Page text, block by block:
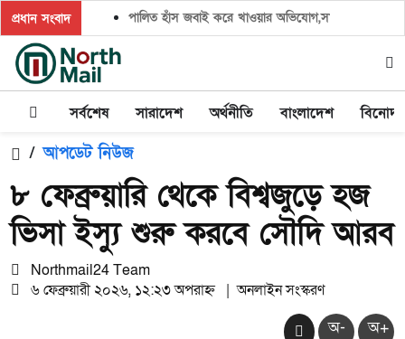
প্রধান সংবাদ পালিত হাঁস জবাই করে খাওয়ার অভিযোগ,সালিশ চাইলে
সর্বশেষ সারাদেশ অর্থনীতি বাংলাদেশ
/ আপডেট নিউজ
৮ ফেব্রুয়ারি থেকে বিশ্বজুড়ে হজ
ভিসা ইস্যু শুরু করবে সৌদি আরব
Northmail24 Team
৬ ফেব্রুয়ারী ২০২৬, ১২:২৩ অপরাহ্ন | অনলাইন সংস্করণ
অ- অ+